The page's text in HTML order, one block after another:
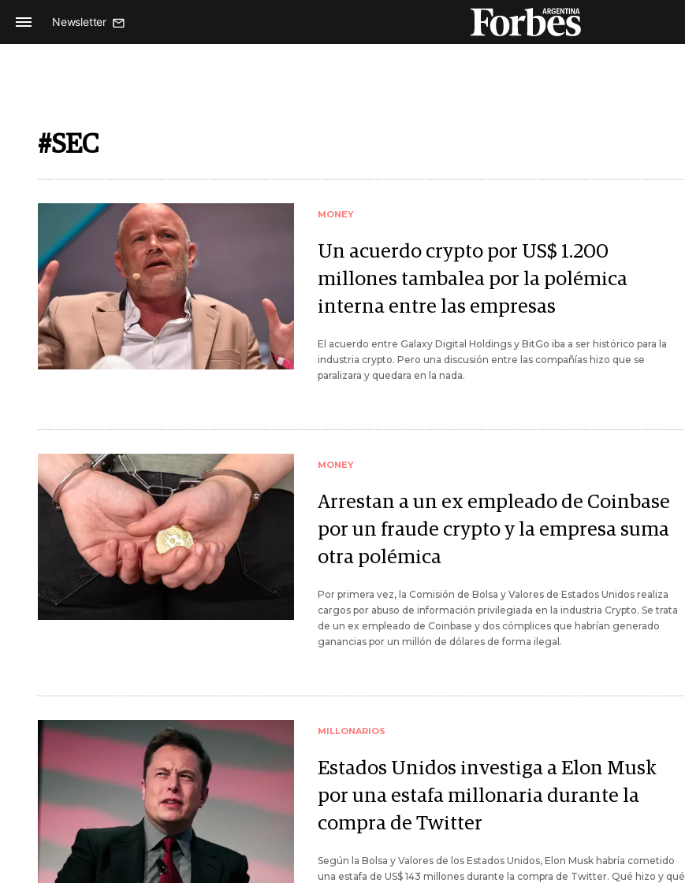
Newsletter
#SEC
MONEY
Un acuerdo crypto por US$ 1.200
millones tambalea por la polémica
interna entre las empresas
El acuerdo entre Galaxy Digital Holdings y BitGo iba a ser histórico para la
industria crypto. Pero una discusión entre las compañías hizo que se
paralizara y quedara en la nada.
MONEY
Arrestan a un ex empleado de Coinbase
por un fraude crypto y la empresa suma
otra polémica
Por primera vez, la Comisión de Bolsa y Valores de Estados Unidos realiza
cargos por abuso de información privilegiada en la industria Crypto. Se trata
de un ex empleado de Coinbase y dos cómplices que habrían generado
ganancias por un millón de dólares de forma ilegal.
MILLONARIOS
Estados Unidos investiga a Elon Musk
por una estafa millonaria durante la
compra de Twitter
Según la Bolsa y Valores de los Estados Unidos, Elon Musk habría cometido
una estafa de US$ 143 millones durante la compra de Twitter. Qué hizo y qué